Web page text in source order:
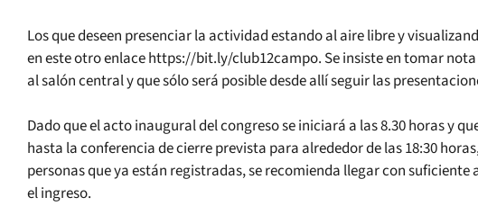
Los que deseen presenciar la actividad estando al aire libre y
en este otro enlace https://bit.ly/club12campo. Se insiste en tomar
al salón central y que sólo será posible desde allí seguir las
Dado que el acto inaugural del congreso se iniciará a las 8.30 horas y
hasta la conferencia de cierre prevista para alrededor de las 18:30
personas que ya están registradas, se recomienda llegar con
el ingreso.